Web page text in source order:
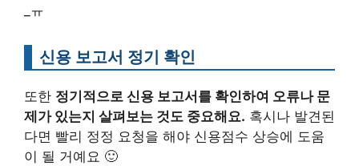
_ㅠ
신용 보고서 정기 확인
또한 정기적으로 신용 보고서를 확인하여 오류나 문
제가 있는지 살펴보는 것도 중요해요. 혹시나 발견된
다면 빨리 정정 요청을 해야 신용점수 상승에 도움
이 될 거예요 🙂